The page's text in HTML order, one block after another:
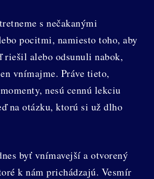
s nečakanými
pocitmi, namiesto toho, aby
riešil alebo odsunuli nabok,
vnímajme. Práve tieto,
nesú cennú lekciu
na otázku, ktorú si už dlho
byť vnímavejší a otvorený
k nám prichádzajú. Vesmír